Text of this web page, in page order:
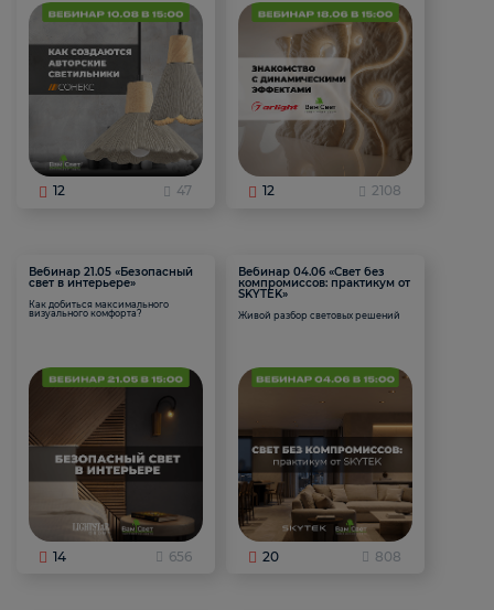
12 47 12 2108
Вебинар 21.05 «Безопасный
свет в интерьере»
Как добиться максимального
визуального комфорта?
14 656
Вебинар 04.06 «Свет без
компромиссов: практикум от
SKYTEK»
Живой разбор световых решений
20 808